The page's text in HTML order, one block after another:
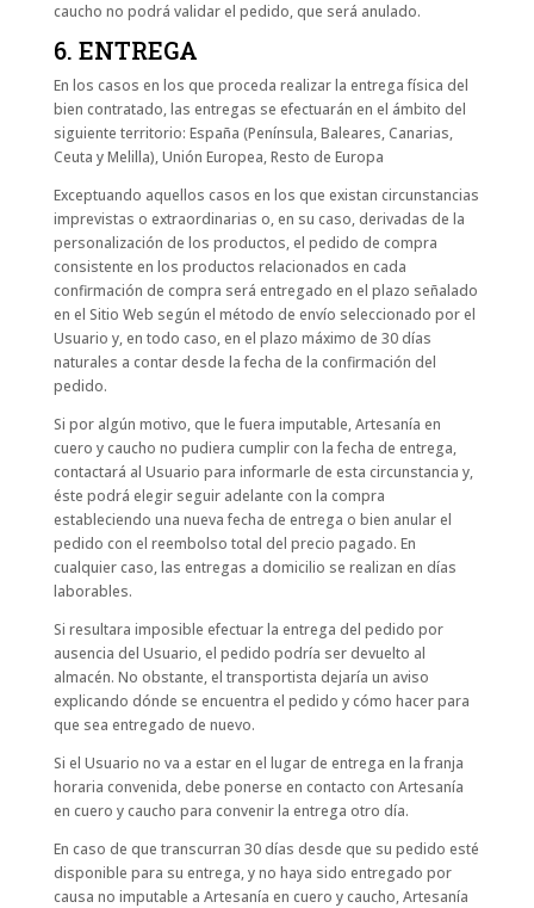
caucho no podrá validar el pedido, que será anulado.
6. ENTREGA
En los casos en los que proceda realizar la entrega física del
bien contratado, las entregas se efectuarán en el ámbito del
siguiente territorio: España (Península, Baleares, Canarias,
Ceuta y Melilla), Unión Europea, Resto de Europa
Exceptuando aquellos casos en los que existan circunstancias
imprevistas o extraordinarias o, en su caso, derivadas de la
personalización de los productos, el pedido de compra
consistente en los productos relacionados en cada
confirmación de compra será entregado en el plazo señalado
en el Sitio Web según el método de envío seleccionado por el
Usuario y, en todo caso, en el plazo máximo de 30 días
naturales a contar desde la fecha de la confirmación del
pedido.
Si por algún motivo, que le fuera imputable, Artesanía en
cuero y caucho no pudiera cumplir con la fecha de entrega,
contactará al Usuario para informarle de esta circunstancia y,
éste podrá elegir seguir adelante con la compra
estableciendo una nueva fecha de entrega o bien anular el
pedido con el reembolso total del precio pagado. En
cualquier caso, las entregas a domicilio se realizan en días
laborables.
Si resultara imposible efectuar la entrega del pedido por
ausencia del Usuario, el pedido podría ser devuelto al
almacén. No obstante, el transportista dejaría un aviso
explicando dónde se encuentra el pedido y cómo hacer para
que sea entregado de nuevo.
Si el Usuario no va a estar en el lugar de entrega en la franja
horaria convenida, debe ponerse en contacto con Artesanía
en cuero y caucho para convenir la entrega otro día.
En caso de que transcurran 30 días desde que su pedido esté
disponible para su entrega, y no haya sido entregado por
causa no imputable a Artesanía en cuero y caucho, Artesanía